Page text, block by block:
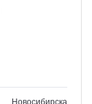
Новосибирска